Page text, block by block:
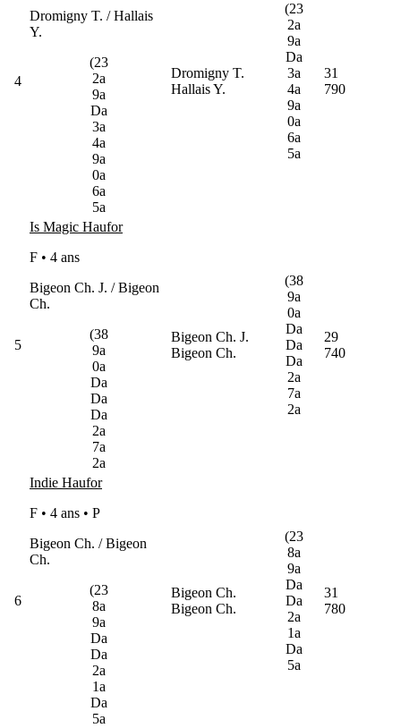
4
Dromigny T. / Hallais
Y.
(23
2a
9a
Da
3a
4a
9a
0a
6a
5a
Dromigny T.
Hallais Y.
(23
2a
9a
Da
3a
4a
9a
0a
6a
5a
31
790
5
Is Magic Haufor
F • 4 ans
Bigeon Ch. J. / Bigeon
Ch.
(38
9a
0a
Da
Da
Da
2a
7a
2a
Bigeon Ch. J.
Bigeon Ch.
(38
9a
0a
Da
Da
Da
2a
7a
2a
29
740
6
Indie Haufor
F • 4 ans • P
Bigeon Ch. / Bigeon
Ch.
(23
8a
9a
Da
Da
2a
1a
Da
5a
Bigeon Ch.
Bigeon Ch.
(23
8a
9a
Da
Da
2a
1a
Da
5a
31
780